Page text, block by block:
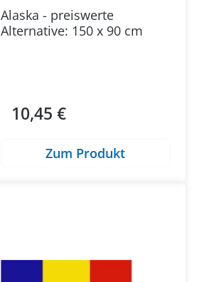
Alaska - preiswerte
Alternative: 150 x 90 cm
Regulärer Preis:
10,45 €
Zum Produkt